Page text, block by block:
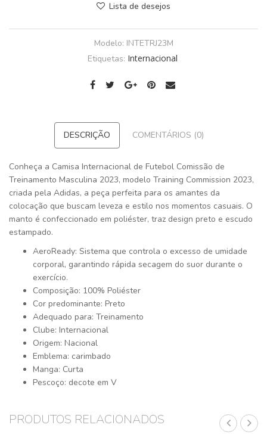
Lista de desejos
Modelo: INTETRJ23M
Etiquetas: Internacional
DESCRIÇÃO COMENTÁRIOS (0)
Conheça a Camisa Internacional de Futebol Comissão de
Treinamento Masculina 2023, modelo Training Commission 2023,
criada pela Adidas, a peça perfeita para os amantes da
colocação que buscam leveza e estilo nos momentos casuais. O
manto é confeccionado em poliéster, traz design preto e escudo
estampado.
AeroReady: Sistema que controla o excesso de umidade
corporal, garantindo rápida secagem do suor durante o
exercício.
Composição: 100% Poliéster
Cor predominante: Preto
Adequado para: Treinamento
Clube: Internacional
Origem: Nacional
Emblema: carimbado
Manga: Curta
Pescoço: decote em V
PRODUTOS RELACIONADOS